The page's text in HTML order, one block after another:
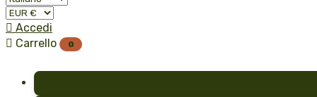
 Accedi
 Carrello 0